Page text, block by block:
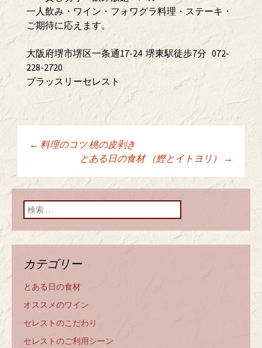
一人飲み・ワイン・フォワグラ料理・ステーキ・
ご期待に応えます。
大阪府堺市堺区一条通17-24 堺東駅徒歩7分 072-
228-2720
ブラッスリーセレスト
投稿ナビゲーショ
ン
← 料理のコツ 桃の皮剥き
とある日の食材 （鰹とイトヨリ）
→
検索:
カテゴリー
とある日の食材
オススメのワイン
セレストのこだわり
セレストのご利用シーン